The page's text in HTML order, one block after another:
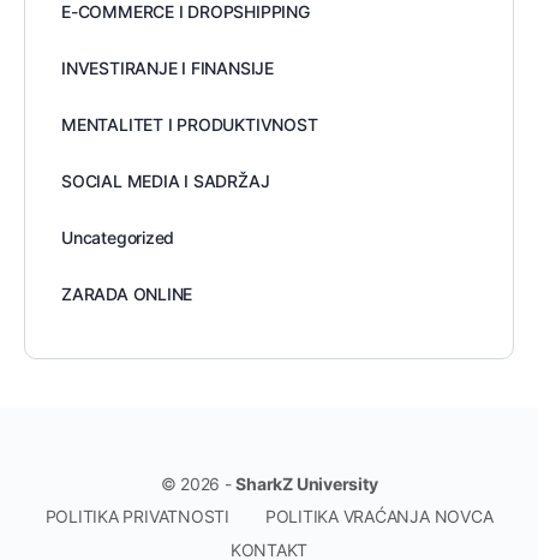
E-COMMERCE I DROPSHIPPING
INVESTIRANJE I FINANSIJE
MENTALITET I PRODUKTIVNOST
SOCIAL MEDIA I SADRŽAJ
Uncategorized
ZARADA ONLINE
© 2026 -SharkZ University
POLITIKA PRIVATNOSTI
POLITIKA VRAĆANJA NOVCA
KONTAKT